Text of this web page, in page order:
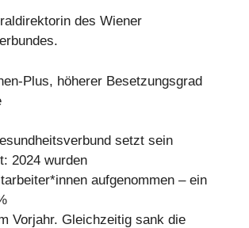
des Wiener
Plus, höherer Besetzungsgrad
setzt sein
2024 wurden
aufgenommen – ein
Vorjahr. Gleichzeitig sank die